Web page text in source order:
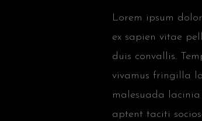
Lorem ipsum
ex sapien vitae
duis convallis.
vivamus fringilla
malesuada
aptent taciti